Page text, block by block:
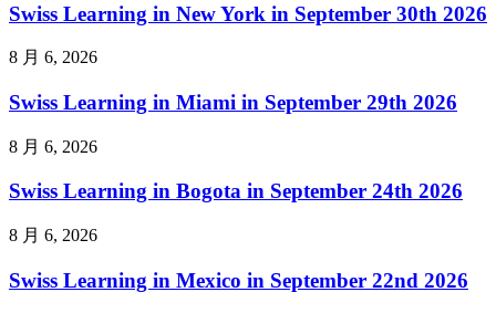
Swiss Learning in New York in September 30th 2026
8 月 6, 2026
Swiss Learning in Miami in September 29th 2026
8 月 6, 2026
Swiss Learning in Bogota in September 24th 2026
8 月 6, 2026
Swiss Learning in Mexico in September 22nd 2026